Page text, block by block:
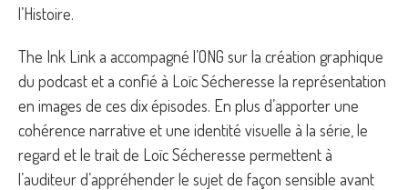
l’Histoire.
The Ink Link a accompagné l’ONG sur la création graphique
du podcast et a confié à Loïc Sécheresse la représentation
en images de ces dix épisodes. En plus d’apporter une
cohérence narrative et une identité visuelle à la série, le
regard et le trait de Loïc Sécheresse permettent à
l’auditeur d’appréhender le sujet de façon sensible avant